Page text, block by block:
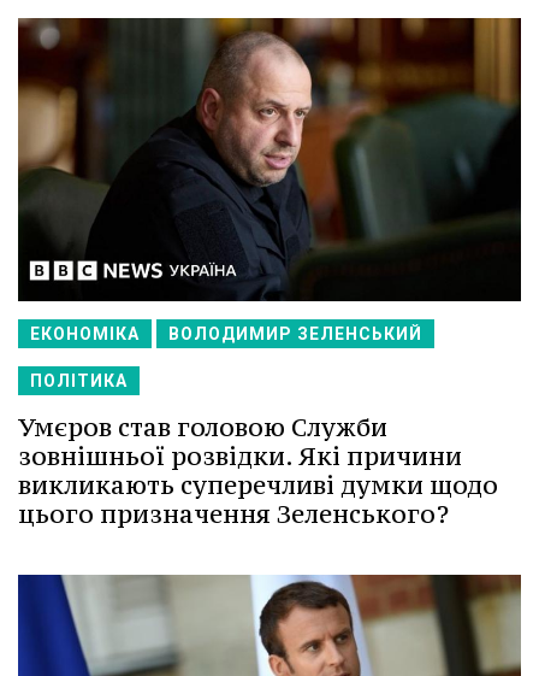
ЕКОНОМІКА ВОЛОДИМИР ЗЕЛЕНСЬКИЙ
ПОЛІТИКА
Умєров став головою Служби
зовнішньої розвідки. Які причини
викликають суперечливі думки щодо
цього призначення Зеленського?